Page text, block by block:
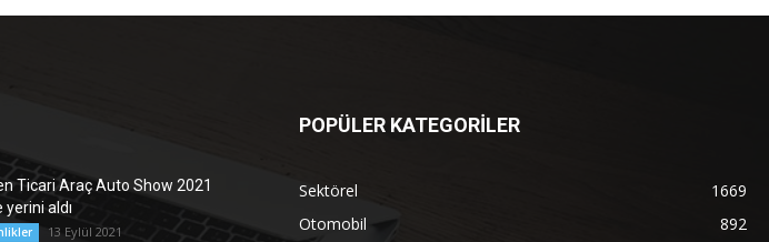
Ticari Araç Auto Show 2021
yerini aldı
13 Eylül 2021
POPÜLER KATEGORİLER
Sektörel
1669
Otomobil
892